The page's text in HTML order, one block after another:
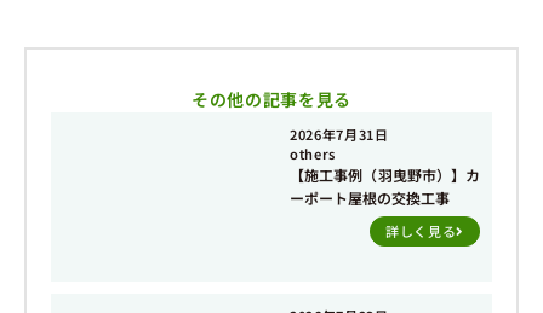
その他の記事を見る
2026年7月31日
others
【施工事例（羽曳野市）】カ
ーポート屋根の交換工事
詳しく見る